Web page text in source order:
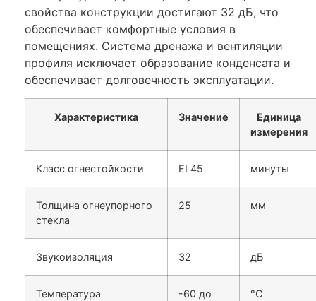
свойства конструкции достигают 32 дБ, что
обеспечивает комфортные условия в
помещениях. Система дренажа и вентиляции
профиля исключает образование конденсата и
обеспечивает долговечность эксплуатации.
Характеристика Значение
Единица
измерения
Класс огнестойкости EI 45 минуты
Толщина огнеупорного
стекла
25 мм
Звукоизоляция 32 дБ
Температура
-60 до
°C